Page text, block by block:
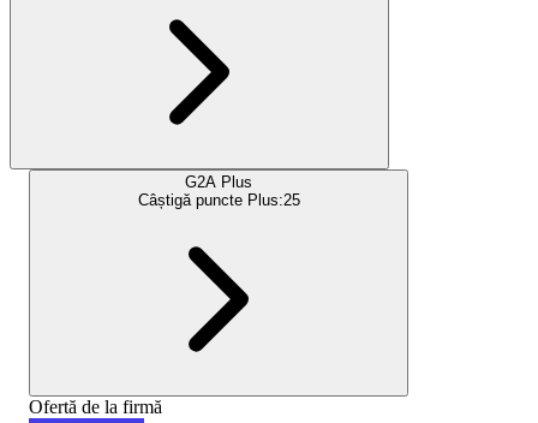
G2A Plus
Câștigă puncte Plus:25
Ofertă de la firmă